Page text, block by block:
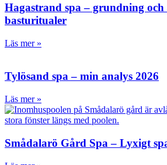
Hagastrand spa – grundning och
basturitualer
Läs mer »
Tylösand spa – min analys 2026
Läs mer »
Smådalarö Gård Spa – Lyxigt